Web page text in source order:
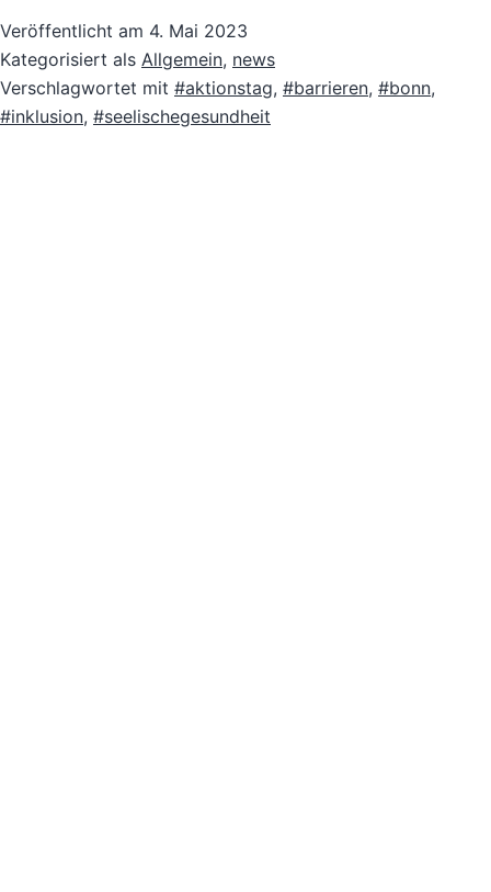
Veröffentlicht am 4. Mai 2023
Kategorisiert als Allgemein, news
Verschlagwortet mit #aktionstag, #barrieren, #bonn,
#inklusion, #seelischegesundheit